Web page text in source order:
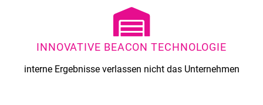
INNOVATIVE BEACON TECHNOLOGIE
interne Ergebnisse verlassen nicht das Unternehmen